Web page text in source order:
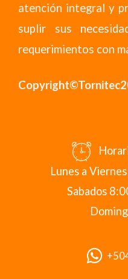
atención integral y
suplir sus
requerimientos con
Lunes a
Sabados